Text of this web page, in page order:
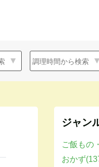
ジャン
ご飯もの
おかず